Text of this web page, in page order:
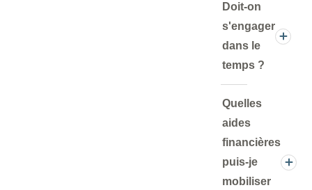
Doit-on
s'engager
dans le
temps ?
Quelles
aides
financières
puis-je
mobiliser